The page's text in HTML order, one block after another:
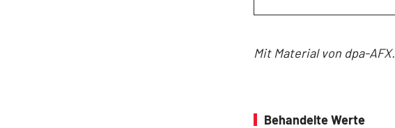
Mit Material von dpa-AFX.
Behandelte Werte